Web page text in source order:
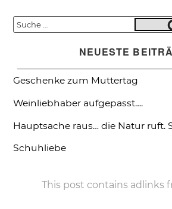
Suche
NEUESTE
Geschenke zum Muttertag
Weinliebhaber aufgepasst….
Hauptsache raus… die Natur ruft.
Schuhliebe
This post contains adlinks